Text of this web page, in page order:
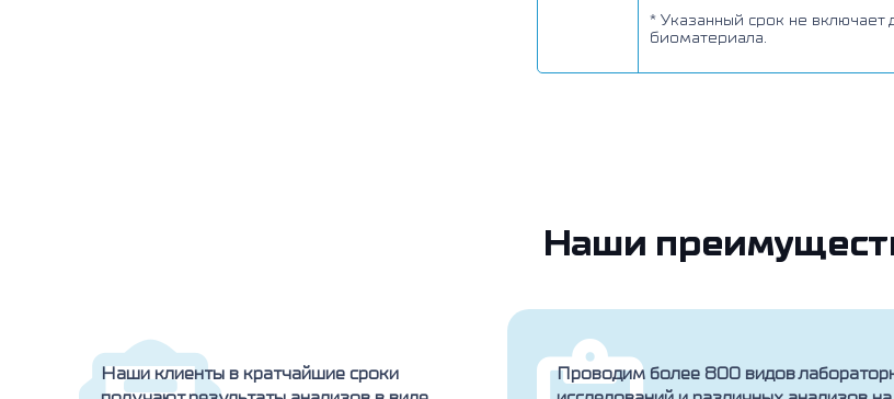
* Указанный срок не включает
биоматериала.
Наши
Наши клиенты в кратчайшие сроки
Проводим более 800 видов